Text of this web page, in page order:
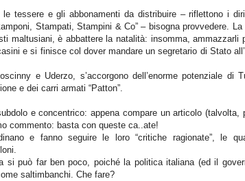
tessere e gli abbonamenti da distribuire – riflettono i
Stampati, Stampini & Co” – bisogna provvedere. La
maltusiani, è abbattere la natalità: insomma, ammazzarli
e si finisce col dover mandare un segretario di Stato
e Uderzo, s’accorgono dell’enorme potenziale di
e dei carri armati “Patton”.
e concentrico: appena compare un articolo (talvolta,
commento: basta con queste ca..ate!
e fanno seguire le loro “critiche ragionate”, le
si può far ben poco, poiché la politica italiana (ed il
saltimbanchi. Che fare?